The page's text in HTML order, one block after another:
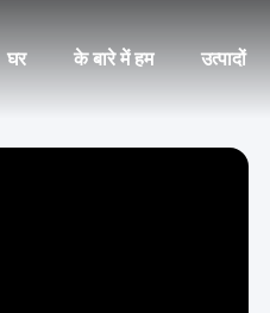
घर के बारे में हम उत्पादों